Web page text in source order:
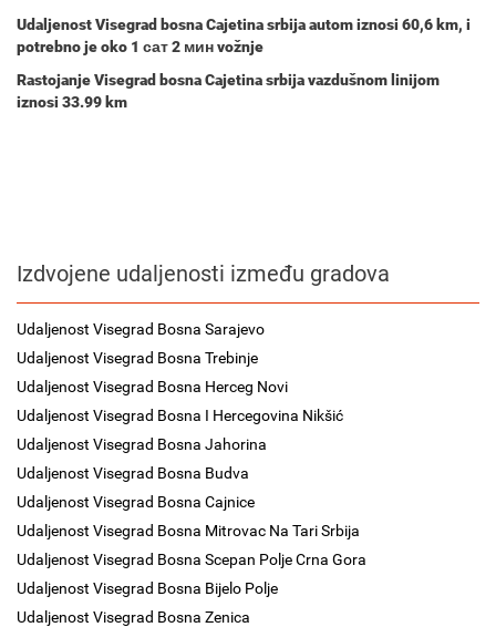
Udaljenost Visegrad bosna Cajetina srbija autom iznosi 60,6 km, i
potrebno je oko 1 сат 2 минvožnje
Rastojanje Visegrad bosna Cajetina srbija vazdušnom linijom
iznosi 33.99 km
Izdvojene udaljenosti između gradova
Udaljenost Visegrad Bosna Sarajevo
Udaljenost Visegrad Bosna Trebinje
Udaljenost Visegrad Bosna Herceg Novi
Udaljenost Visegrad Bosna I Hercegovina Nikšić
Udaljenost Visegrad Bosna Jahorina
Udaljenost Visegrad Bosna Budva
Udaljenost Visegrad Bosna Cajnice
Udaljenost Visegrad Bosna Mitrovac Na Tari Srbija
Udaljenost Visegrad Bosna Scepan Polje Crna Gora
Udaljenost Visegrad Bosna Bijelo Polje
Udaljenost Visegrad Bosna Zenica